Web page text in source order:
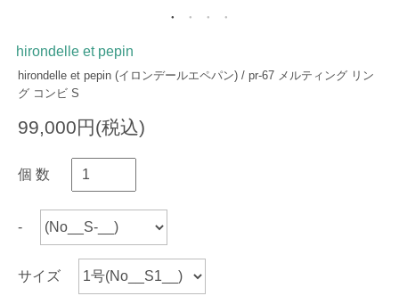
hirondelle et pepin
hirondelle et pepin (イロンデールエペパン) / pr-67 メルティング リン
グ コンビ S
99,000円(税込)
個 数
-
サイズ